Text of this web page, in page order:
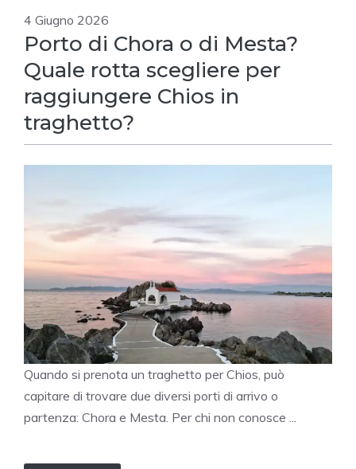
4 Giugno 2026
Porto di Chora o di Mesta?
Quale rotta scegliere per
raggiungere Chios in
traghetto?
Quando si prenota un traghetto per Chios, può
capitare di trovare due diversi porti di arrivo o
partenza: Chora e Mesta. Per chi non conosce ...